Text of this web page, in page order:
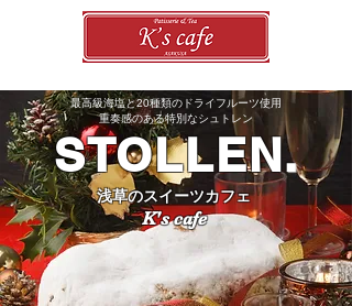
最高級海塩と20種類のドライフルーツ使用
​重奏感のある特別なシュトレン
浅草のスイーツカフェ
K's cafe
STOLLEN.